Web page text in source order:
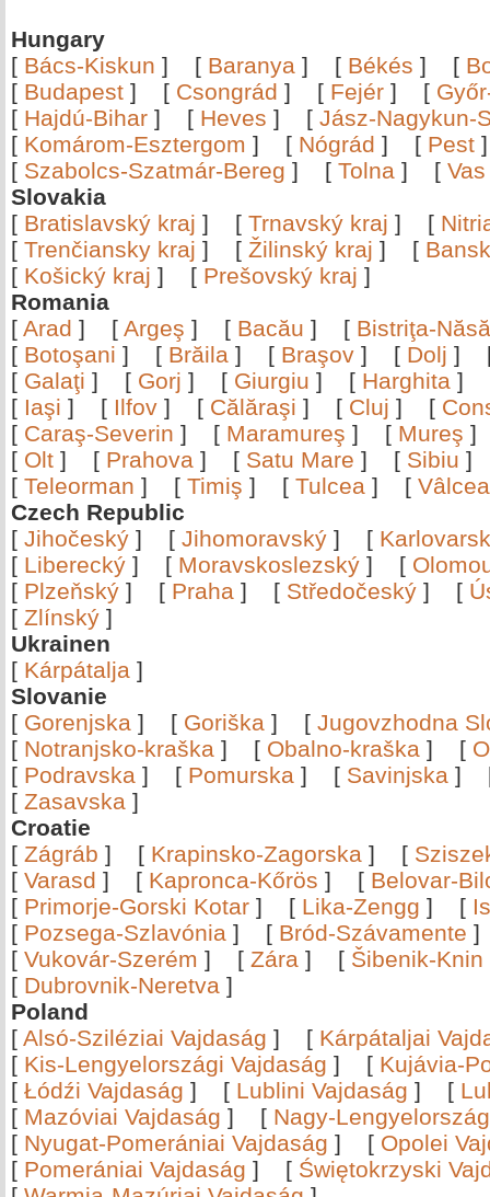
Hungary
[ Bács-Kiskun ] [ Baranya ] [ Békés ] [
[ Budapest ] [ Csongrád ] [ Fejér ] [
[ Hajdú-Bihar ] [ Heves ] [ Jász-Nagykun-
[ Komárom-Esztergom ] [ Nógrád ] [ Pest
[ Szabolcs-Szatmár-Bereg ] [ Tolna ] [ Vas
Slovakia
[ Bratislavský kraj ] [ Trnavský kraj ] [
[ Trenčiansky kraj ] [ Žilinský kraj ] [
[ Košický kraj ] [ Prešovský kraj ]
Romania
[ Arad ] [ Argeş ] [ Bacău ] [ Bistriţa-
[ Botoşani ] [ Brăila ] [ Braşov ] [ Dolj ]
[ Galaţi ] [ Gorj ] [ Giurgiu ] [ Harghita ]
[ Iaşi ] [ Ilfov ] [ Călăraşi ] [ Cluj ] [
[ Caraş-Severin ] [ Maramureş ] [ Mureş
[ Olt ] [ Prahova ] [ Satu Mare ] [ Sibiu
[ Teleorman ] [ Timiş ] [ Tulcea ] [
Czech Republic
[ Jihočeský ] [ Jihomoravský ] [
[ Liberecký ] [ Moravskoslezský ] [
[ Plzeňský ] [ Praha ] [ Středočeský ] [
[ Zlínský ]
Ukrainen
[ Kárpátalja ]
Slovanie
[ Gorenjska ] [ Goriška ] [ Jugovzhodna
[ Notranjsko-kraška ] [ Obalno-kraška ] [
[ Podravska ] [ Pomurska ] [ Savinjska ]
[ Zasavska ]
Croatie
[ Zágráb ] [ Krapinsko-Zagorska ] [
[ Varasd ] [ Kapronca-Kőrös ] [ Belovar-
[ Primorje-Gorski Kotar ] [ Lika-Zengg ] [
[ Pozsega-Szlavónia ] [ Bród-Szávamente
[ Vukovár-Szerém ] [ Zára ] [ Šibenik-Knin
[ Dubrovnik-Neretva ]
Poland
[ Alsó-Sziléziai Vajdaság ] [ Kárpátaljai
[ Kis-Lengyelországi Vajdaság ] [ Kujávia-
[ Łódźi Vajdaság ] [ Lublini Vajdaság ] [
[ Mazóviai Vajdaság ] [ Nagy-
[ Nyugat-Pomerániai Vajdaság ] [ Opolei
[ Pomerániai Vajdaság ] [ Świętokrzyski